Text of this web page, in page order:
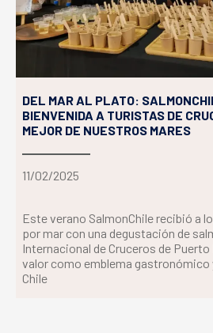
DEL MAR AL PLATO:
BIENVENIDA A TURISTAS DE
MEJOR DE NUESTROS MARES
11/02/2025
Este verano SalmonChile recibió a
por mar con una degustación de
Internacional de Cruceros de
valor como emblema gastronómico
Chile